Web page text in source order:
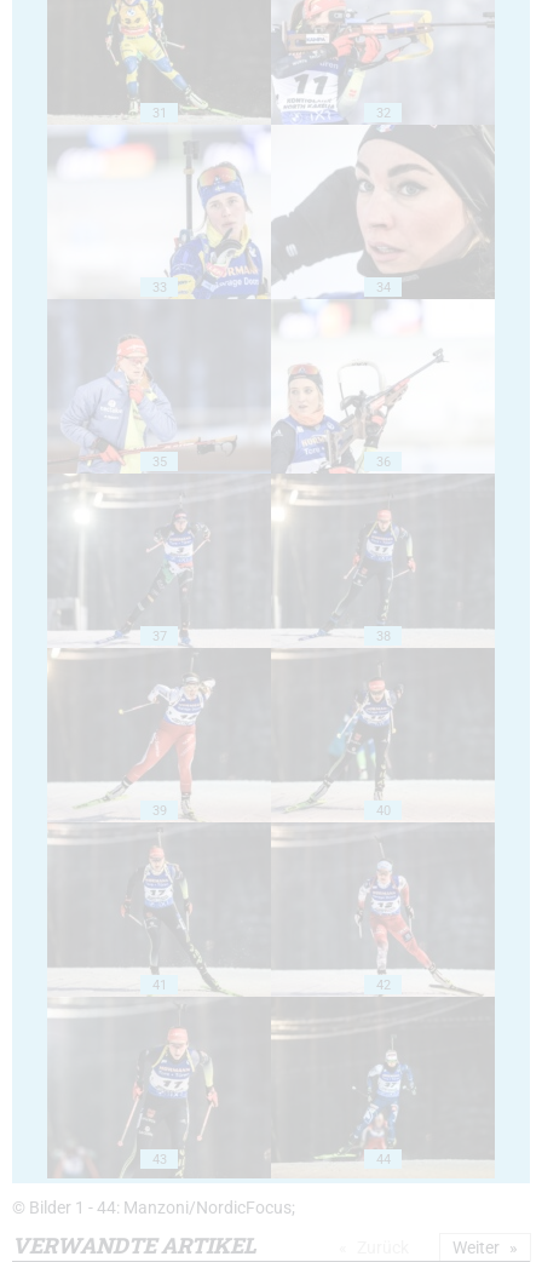
31 32
33 34
35 36
37 38
39 40
41 42
43 44
© Bilder 1 - 44: Manzoni/NordicFocus;
VERWANDTE ARTIKEL Weiter